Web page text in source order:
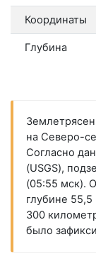
Координаты
Глубина
на Северо-
Согласно
(USGS),
(05:55 мск).
глубине
300
было